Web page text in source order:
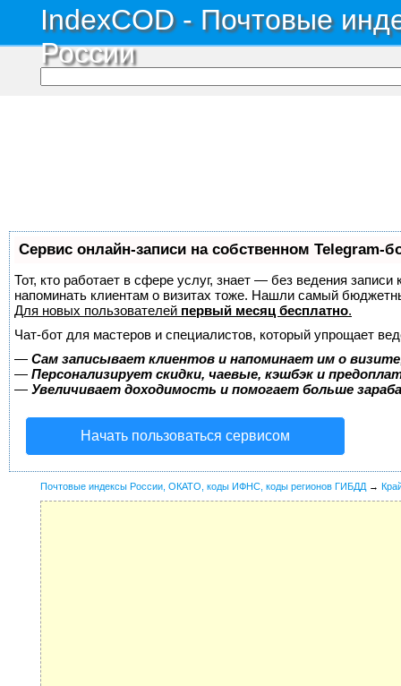
IndexCOD - Почтовые
России
Сервис онлайн-записи на собственном Telegram-
Тот, кто работает в сфере услуг, знает — без ведения
напоминать клиентам о визитах тоже. Нашли самый
Для новых пользователей первый месяц бесплатно.
Чат-бот для мастеров и специалистов, который упрощает
— Сам записывает клиентов и напоминает им о
— Персонализирует скидки, чаевые, кэшбэк и
— Увеличивает доходимость и помогает больше
Начать пользоваться сервисом
Почтовые индексы России, ОКАТО, коды ИФНС, коды регионов ГИБДД →